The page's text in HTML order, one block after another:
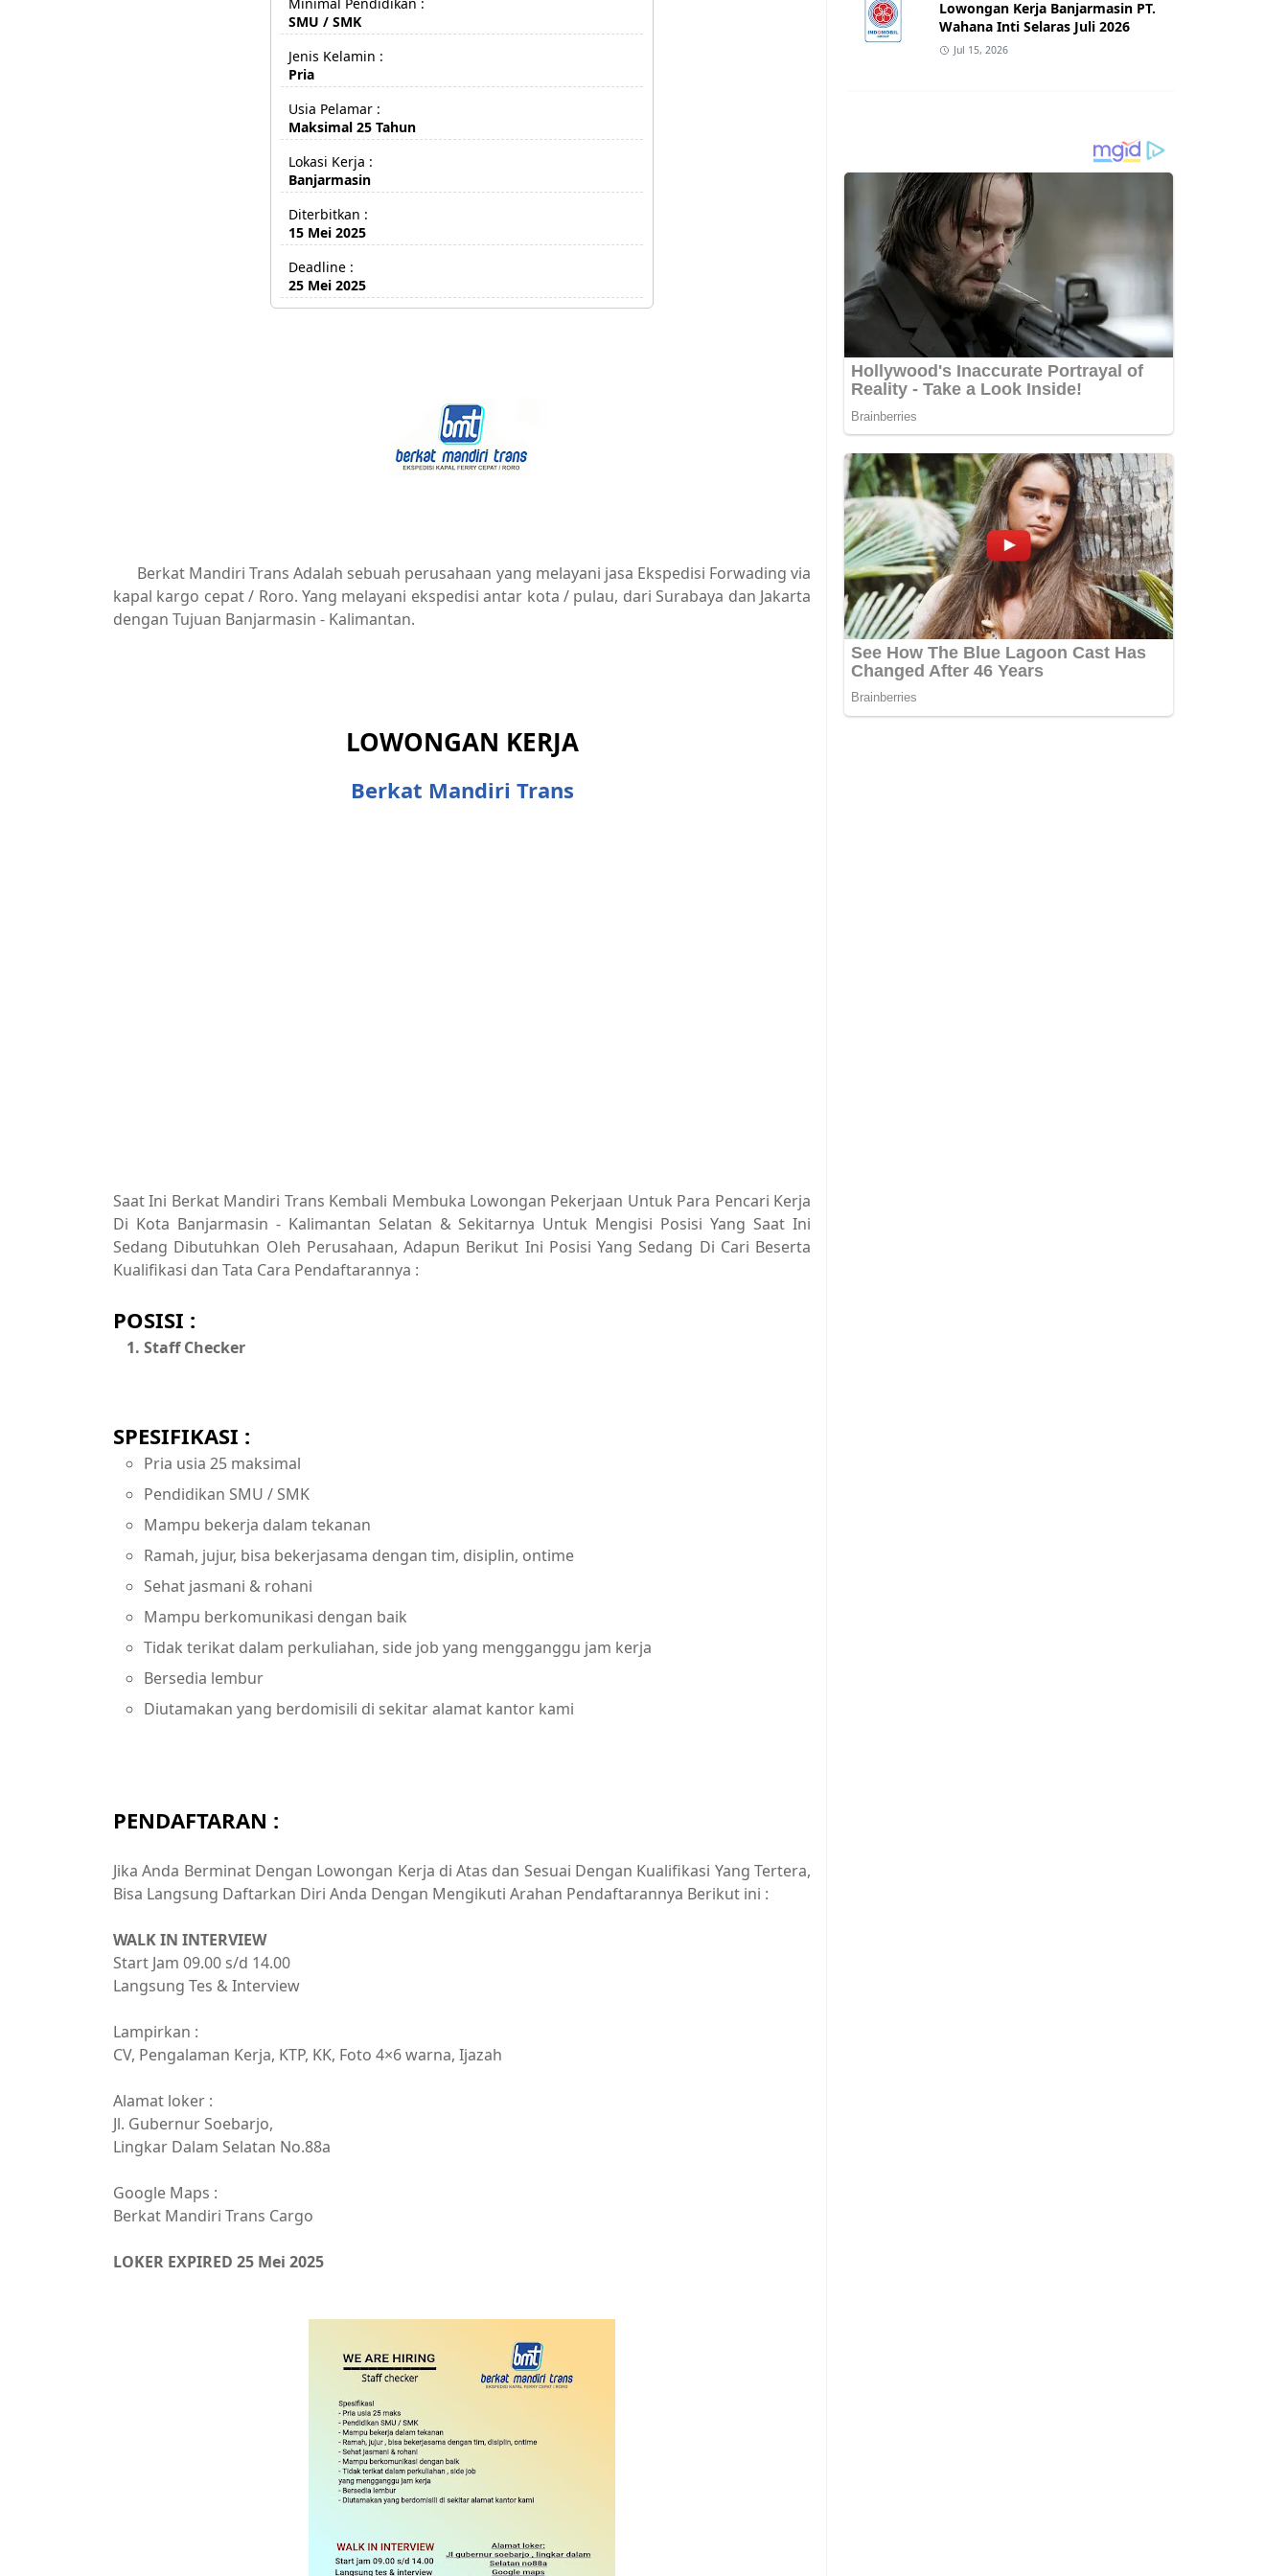
SMU / SMK
Jenis Kelamin :
Pria
Usia Pelamar :
Maksimal 25 Tahun
Lokasi Kerja :
Banjarmasin
Diterbitkan :
15 Mei 2025
Deadline :
25 Mei 2025
Berkat Mandiri Trans Adalah sebuah perusahaan yang melayani jasa Ekspedisi Forwading via
kapal kargo cepat / Roro. Yang melayani ekspedisi antar kota / pulau, dari Surabaya dan Jakarta
dengan Tujuan Banjarmasin - Kalimantan.
LOWONGAN KERJA
Berkat Mandiri Trans
Saat Ini Berkat Mandiri Trans Kembali Membuka Lowongan Pekerjaan Untuk Para Pencari Kerja
Di Kota Banjarmasin - Kalimantan Selatan & Sekitarnya Untuk Mengisi Posisi Yang Saat Ini
Sedang Dibutuhkan Oleh Perusahaan, Adapun Berikut Ini Posisi Yang Sedang Di Cari Beserta
Kualifikasi dan Tata Cara Pendaftarannya :
POSISI :
Staff Checker
SPESIFIKASI :
Pria usia 25 maksimal
Pendidikan SMU / SMK
Mampu bekerja dalam tekanan
Ramah, jujur, bisa bekerjasama dengan tim, disiplin, ontime
Sehat jasmani & rohani
Mampu berkomunikasi dengan baik
Tidak terikat dalam perkuliahan, side job yang mengganggu jam kerja
Bersedia lembur
Diutamakan yang berdomisili di sekitar alamat kantor kami
PENDAFTARAN :
Jika Anda Berminat Dengan Lowongan Kerja di Atas dan Sesuai Dengan Kualifikasi Yang Tertera,
Bisa Langsung Daftarkan Diri Anda Dengan Mengikuti Arahan Pendaftarannya Berikut ini :
WALK IN INTERVIEW
Start Jam 09.00 s/d 14.00
Langsung Tes & Interview
Lampirkan :
CV, Pengalaman Kerja, KTP, KK, Foto 4×6 warna, Ijazah
Alamat loker :
Jl. Gubernur Soebarjo,
Lingkar Dalam Selatan No.88a
Google Maps :
Berkat Mandiri Trans Cargo
LOKER EXPIRED 25 Mei 2025
Lowongan Kerja Banjarmasin PT.
Wahana Inti Selaras Juli 2026
Jul 15, 2026